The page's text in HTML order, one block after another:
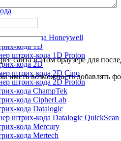
штрих-кода Honeywell
кода 1D
штрих-кода 1D Proton
кода 2D
штрих-кода 2D Cino
штрих-кода 2D Proton
кода ChampTek
кода CipherLab
кода Datalogic
штрих-кода Datalogic QuickScan
кода Mercury
кода Mertech
сайта в этом браузере для
иметь возможность добавлять